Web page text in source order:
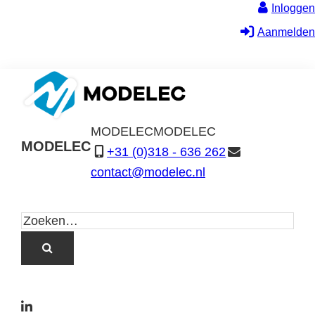
Inloggen
Aanmelden
MODELEC
MODELECMODELEC
+31 (0)318 - 636 262
contact@modelec.nl
L